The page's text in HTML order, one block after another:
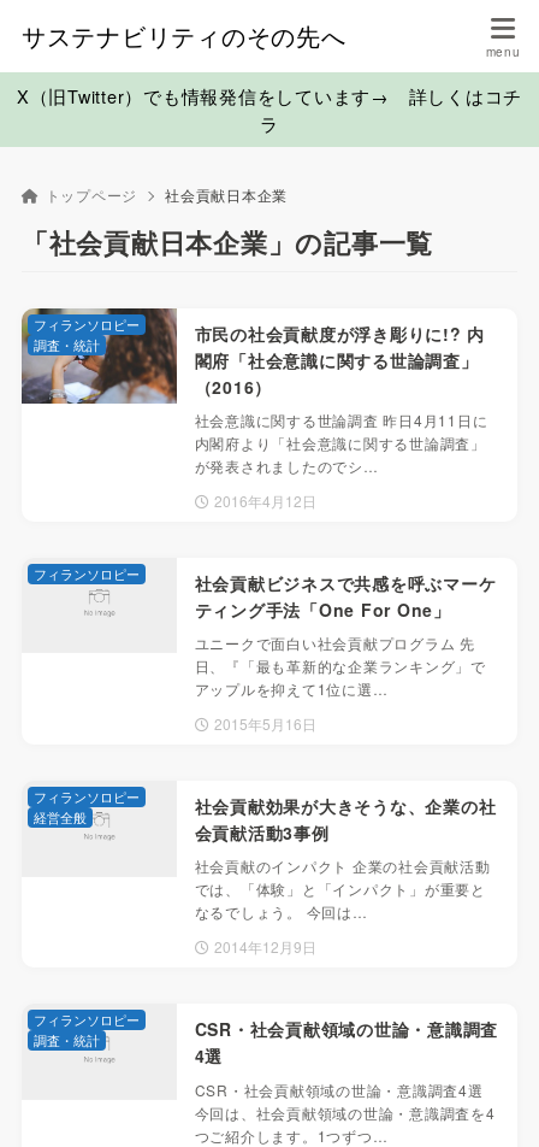
サステナビリティのその先へ
X（旧Twitter）でも情報発信をしています→ 詳しくはコチ
ラ
トップページ 社会貢献日本企業
「社会貢献日本企業」の記事一覧
市民の社会貢献度が浮き彫りに!? 内
閣府「社会意識に関する世論調査」
（2016）
社会意識に関する世論調査 昨日4月11日に
内閣府より「社会意識に関する世論調査」
が発表されましたのでシ…
2016年4月12日
フィランソロピー
調査・統計
社会貢献ビジネスで共感を呼ぶマーケ
ティング手法「One For One」
ユニークで面白い社会貢献プログラム 先
日、『「最も革新的な企業ランキング」で
アップルを抑えて1位に選…
2015年5月16日
フィランソロピー
社会貢献効果が大きそうな、企業の社
会貢献活動3事例
社会貢献のインパクト 企業の社会貢献活動
では、「体験」と「インパクト」が重要と
なるでしょう。 今回は…
2014年12月9日
フィランソロピー
経営全般
CSR・社会貢献領域の世論・意識調査
4選
CSR・社会貢献領域の世論・意識調査4選
今回は、社会貢献領域の世論・意識調査を4
つご紹介します。1つずつ…
フィランソロピー
調査・統計